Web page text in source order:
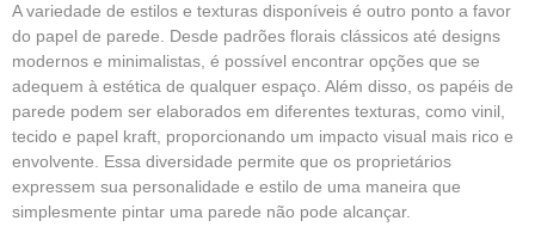
A variedade de estilos e texturas disponíveis é outro ponto a favor
do papel de parede. Desde padrões florais clássicos até designs
modernos e minimalistas, é possível encontrar opções que se
adequem à estética de qualquer espaço. Além disso, os papéis de
parede podem ser elaborados em diferentes texturas, como vinil,
tecido e papel kraft, proporcionando um impacto visual mais rico e
envolvente. Essa diversidade permite que os proprietários
expressem sua personalidade e estilo de uma maneira que
simplesmente pintar uma parede não pode alcançar.